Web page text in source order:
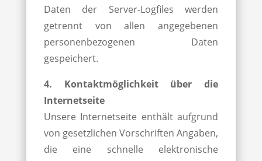
Daten der Server-Logfiles werden
getrennt von allen angegebenen
personenbezogenen Daten
gespeichert.
4. Kontaktmöglichkeit über die
Internetseite
Unsere Internetseite enthält aufgrund
von gesetzlichen Vorschriften Angaben,
die eine schnelle elektronische